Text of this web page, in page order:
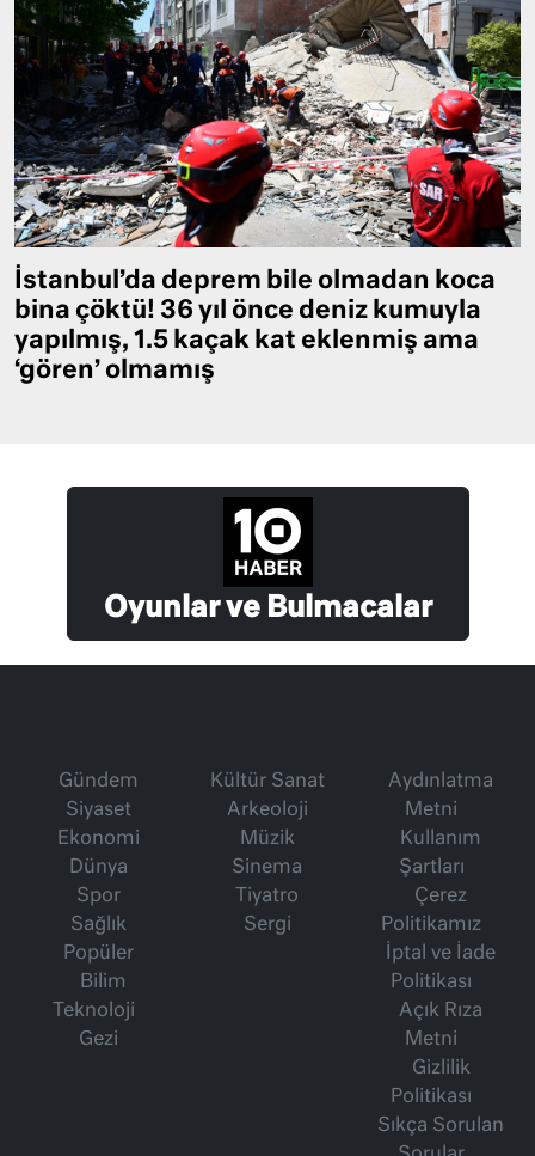
İstanbul’da deprem bile olmadan koca
bina çöktü! 36 yıl önce deniz kumuyla
yapılmış, 1.5 kaçak kat eklenmiş ama
‘gören’ olmamış
Oyunlar ve Bulmacalar
Gündem
Siyaset
Ekonomi
Dünya
Spor
Sağlık
Popüler
Bilim
Teknoloji
Gezi
Kültür Sanat
Arkeoloji
Müzik
Sinema
Tiyatro
Sergi
Aydınlatma
Metni
Kullanım
Şartları
Çerez
Politikamız
İptal ve İade
Politikası
Açık Rıza
Metni
Gizlilik
Politikası
Sıkça Sorulan